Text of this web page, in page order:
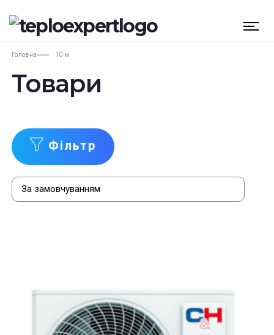
Головна 10 м
Товари
Фільтр